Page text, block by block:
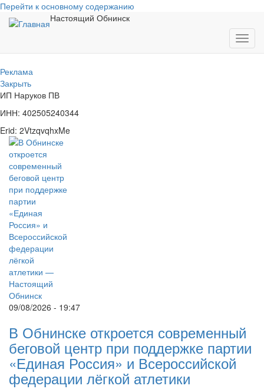
Перейти к основному содержанию
Настоящий Обнинск
Реклама
Закрыть
ИП Наруков ПВ
ИНН: 402505240344
Erid: 2VtzqvqhxMe
09/08/2026 - 19:47
В Обнинске откроется современный
беговой центр при поддержке партии
«Единая Россия» и Всероссийской
федерации лёгкой атлетики